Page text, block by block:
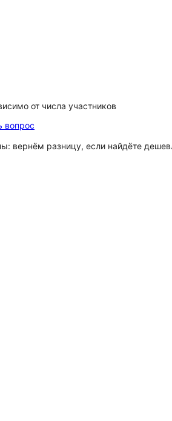
от числа участников
вопрос
вернём разницу, если найдёте